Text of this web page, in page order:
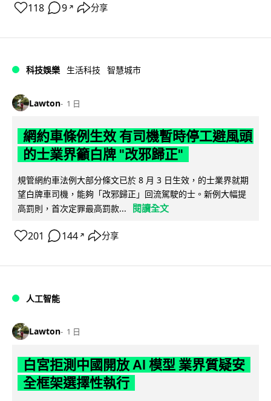
118 9 ↗ 分享
科技娛樂 生活科技 智慧城市
Lawton 1 日
網約車條例生效 有司機暫時停工避風頭
的士業界籲白牌 "改邪歸正"
規管網約車法例大部分條文已於 8 月 3 日生效，的士業界就期
望白牌車司機，能夠「改邪歸正」回流駕駛的士。新例大幅提
高罰則，首次定罪最高罰款...
閱讀全文
201 144 ↗ 分享
人工智能
Lawton 1 日
白宮拒測中國開放 AI 模型 業界質疑安
全框架選擇性執行